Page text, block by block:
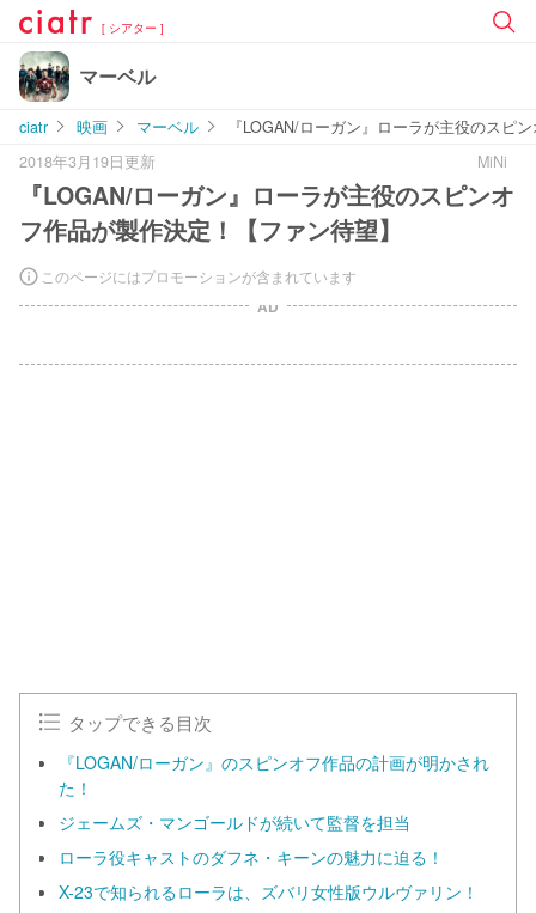
[ シアター ]
マーベル
ciatr 映画 マーベル
『LOGAN/ローガン』ローラが主役のスピ
2018年3月19日更新
MiNi
『LOGAN/ローガン』ローラが主役のスピンオ
フ作品が製作決定！【ファン待望】
このページにはプロモーションが含まれています
AD
タップできる目次
『LOGAN/ローガン』のスピンオフ作品の計画が明かされ
た！
ジェームズ・マンゴールドが続いて監督を担当
ローラ役キャストのダフネ・キーンの魅力に迫る！
X-23で知られるローラは、ズバリ女性版ウルヴァリン！